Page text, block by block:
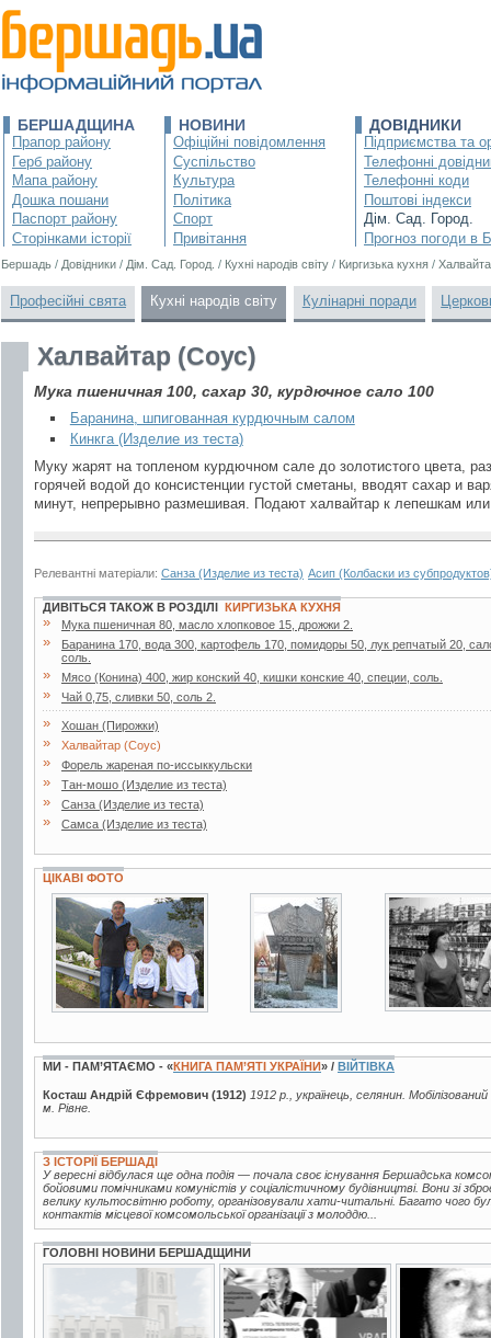
БЕРШАДЩИНА
Прапор району
Герб району
Мапа району
Дошка пошани
Паспорт району
Сторінками історії
НОВИНИ
Офіційні повідомлення
Суспільство
Культура
Політика
Спорт
Привітання
ДОВІДНИКИ
Підприємства та
Телефонні
Телефонні коди
Поштові індекси
Дім. Сад. Город.
Прогноз погоди в
Бершадь / Довідники / Дім. Сад. Город. / Кухні народів світу / Киргизька кухня /
Професійні свята Кухні народів світу Кулінарні поради
Халвайтар (Соус)
Мука пшеничная 100, сахар 30, курдючное сало 100
Баранина, шпигованная курдючным салом
Кинкга (Изделие из теста)
Муку жарят на топленом курдючном сале до золотистого цвета,
горячей водой до консистенции густой сметаны, вводят сахар и
минут, непрерывно размешивая. Подают халвайтар к лепешкам
Релевантні матеріали: Санза (Изделие из теста) Асип (Колбаски из
ДИВІТЬСЯ ТАКОЖ В РОЗДІЛІ КИРГИЗЬКА КУХНЯ
» Мука пшеничная 80, масло хлопковое 15, дрожжи 2.
»
Баранина 170, вода 300, картофель 170, помидоры 50, лук репчатый 20,
соль.
» Мясо (Конина) 400, жир конский 40, кишки конские 40, специи, соль.
» Чай 0,75, сливки 50, соль 2.
» Хошан (Пирожки)
» Халвайтар (Соус)
» Форель жареная по-иссыккульски
» Тан-мошо (Изделие из теста)
» Санза (Изделие из теста)
» Самса (Изделие из теста)
ЦІКАВІ ФОТО
7 фото 13 фото 2 фото
МИ - ПАМ’ЯТАЄМО - «КНИГА ПАМ’ЯТІ УКРАЇНИ» / ВІЙТІВКА
Косташ Андрій Єфремович (1912) 1912 р., українець, селянин.
м. Рівне.
З ІСТОРІЇ БЕРШАДІ
У вересні відбулася ще одна подія — почала своє існування Бершадська
бойовими помічниками комуністів у соціалістичному будівництві. Вони зі
велику культосвітню роботу, організовували хати-читальні. Багато чого
контактів місцевої комсомольської організації з молоддю...
ГОЛОВНІ НОВИНИ БЕРШАДЩИНИ